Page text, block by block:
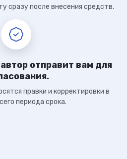
сразу после внесения средств.
отправит вам для
правки и корректировки в
периода срока.